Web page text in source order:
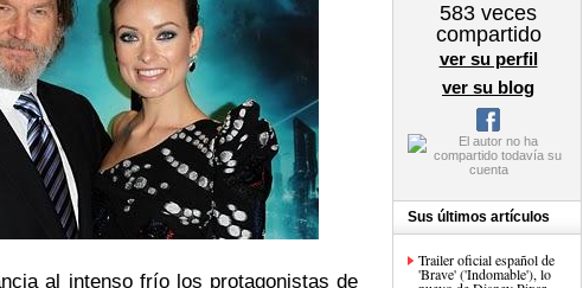
al intenso frío los protagonistas de
583 veces
compartido
ver su perfil
ver su blog
Sus últimos artículos
Trailer oficial español de
'Brave' ('Indomable'), lo